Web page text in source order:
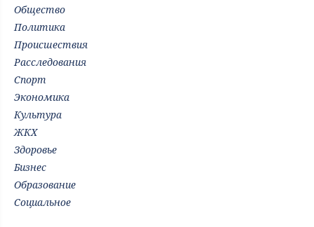
Общество
Политика
Происшествия
Расследования
Спорт
Экономика
Культура
ЖКХ
Здоровье
Бизнес
Образование
Социальное